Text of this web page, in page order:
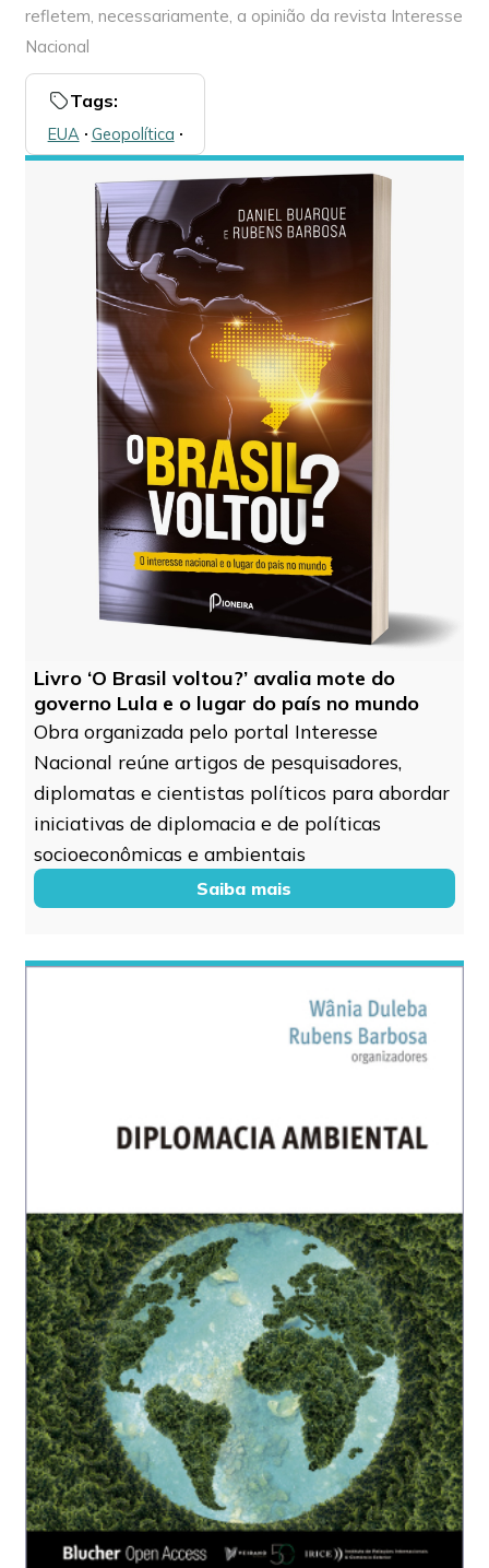
refletem, necessariamente, a opinião da revista Interesse
Nacional
Tags:
EUA🞌 Geopolítica 🞌
Livro ‘O Brasil voltou?’ avalia mote do
governo Lula e o lugar do país no mundo
Obra organizada pelo portal Interesse
Nacional reúne artigos de pesquisadores,
diplomatas e cientistas políticos para abordar
iniciativas de diplomacia e de políticas
socioeconômicas e ambientais
Saiba mais